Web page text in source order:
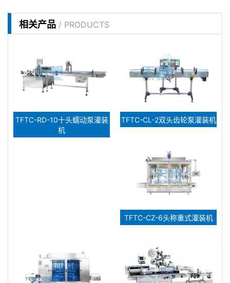
相关产品 / PRODUCTS
TFTC-RD-10十头蠕动泵灌装
机
TFTC-CL-2双头齿轮泵灌装机
TFTC-CZ-6头称重式灌装机